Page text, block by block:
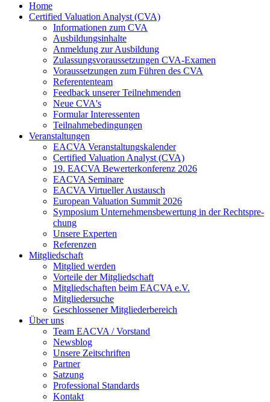
Home
Certified Valuation Analyst (CVA)
Informationen zum CVA
Ausbildungsinhalte
Anmeldung zur Ausbildung
Zulassungsvoraussetzungen CVA-Examen
Voraussetzungen zum Führen des CVA
Referententeam
Feedback unserer Teilnehmenden
Neue CVA's
Formular Interessenten
Teilnahmebedingungen
Veranstaltungen
EACVA Veranstaltungskalender
Certified Valuation Analyst (CVA)
19. EACVA Bewerterkonferenz 2026
EACVA Seminare
EACVA Virtueller Austausch
European Valuation Summit 2026
Symposium Unternehmens­bewertung in der Recht­spre­
chung
Unsere Experten
Referenzen
Mitgliedschaft
Mitglied werden
Vorteile der Mitgliedschaft
Mitgliedschaften beim EACVA e.V.
Mitgliedersuche
Geschlossener Mitgliederbereich
Über uns
Team EACVA / Vorstand
Newsblog
Unsere Zeitschriften
Partner
Satzung
Professional Standards
Kontakt